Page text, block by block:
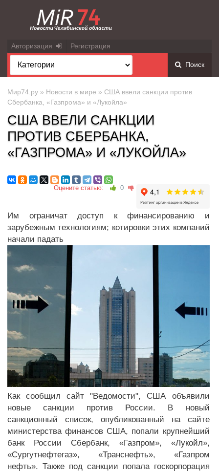
Авторизация Регистрация
Поиск
Мир74.ру » Новости в мире » США ввели санкции против
Сбербанка, «Газпрома» и «Лукойла»
США ВВЕЛИ САНКЦИИ
ПРОТИВ СБЕРБАНКА,
«ГАЗПРОМА» И «ЛУКОЙЛА»
Оцените статью: 0
Им ограничат доступ к финансированию и
зарубежным технологиям; котировки этих компаний
начали падать
Как сообщил сайт "Ведомости", США объявили
новые санкции против России. В новый
санкционный список, опубликованный на сайте
министерства финансов США, попали крупнейший
банк России Сбербанк, «Газпром», «Лукойл»,
«Сургутнефтегаз», «Транснефть», «Газпром
нефть». Также под санкции попала госкорпорация